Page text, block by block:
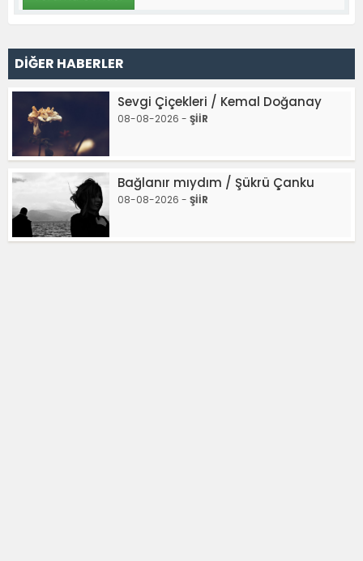
DİĞER HABERLER
Sevgi Çiçekleri / Kemal Doğanay
08-08-2026 - ŞİİR
Bağlanır mıydım / Şükrü Çanku
08-08-2026 - ŞİİR